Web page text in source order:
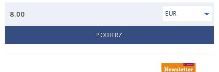
8.00 EUR
POBIERZ